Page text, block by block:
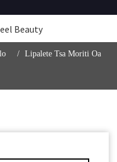
Lipalete Tsa Moriti Oa